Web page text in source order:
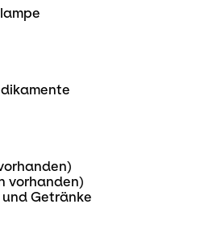
vorhanden)
Getränke